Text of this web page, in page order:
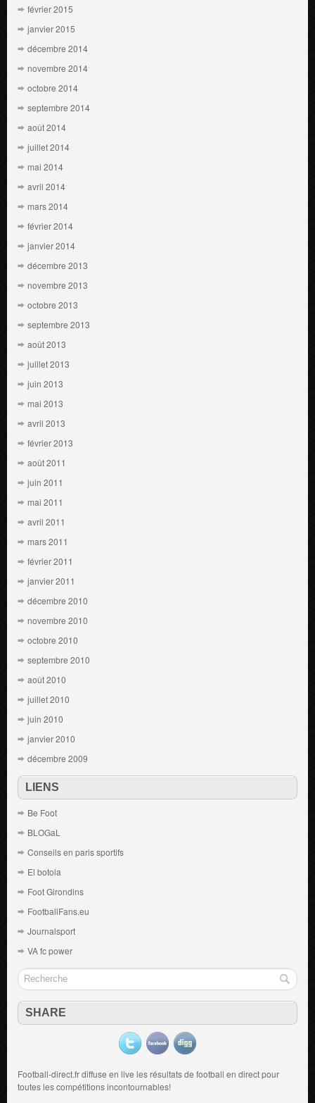
février 2015
janvier 2015
décembre 2014
novembre 2014
octobre 2014
septembre 2014
août 2014
juillet 2014
mai 2014
avril 2014
mars 2014
février 2014
janvier 2014
décembre 2013
novembre 2013
octobre 2013
septembre 2013
août 2013
juillet 2013
juin 2013
mai 2013
avril 2013
février 2013
août 2011
juin 2011
mai 2011
avril 2011
mars 2011
février 2011
janvier 2011
décembre 2010
novembre 2010
octobre 2010
septembre 2010
août 2010
juillet 2010
juin 2010
janvier 2010
décembre 2009
LIENS
Be Foot
BLOGaL
Conseils en paris sportifs
El botola
Foot Girondins
FootballFans.eu
Journalsport
VA fc power
SHARE
Football-direct.fr diffuse en live les résultats de football en directpour
toutes les compétitions incontournables!